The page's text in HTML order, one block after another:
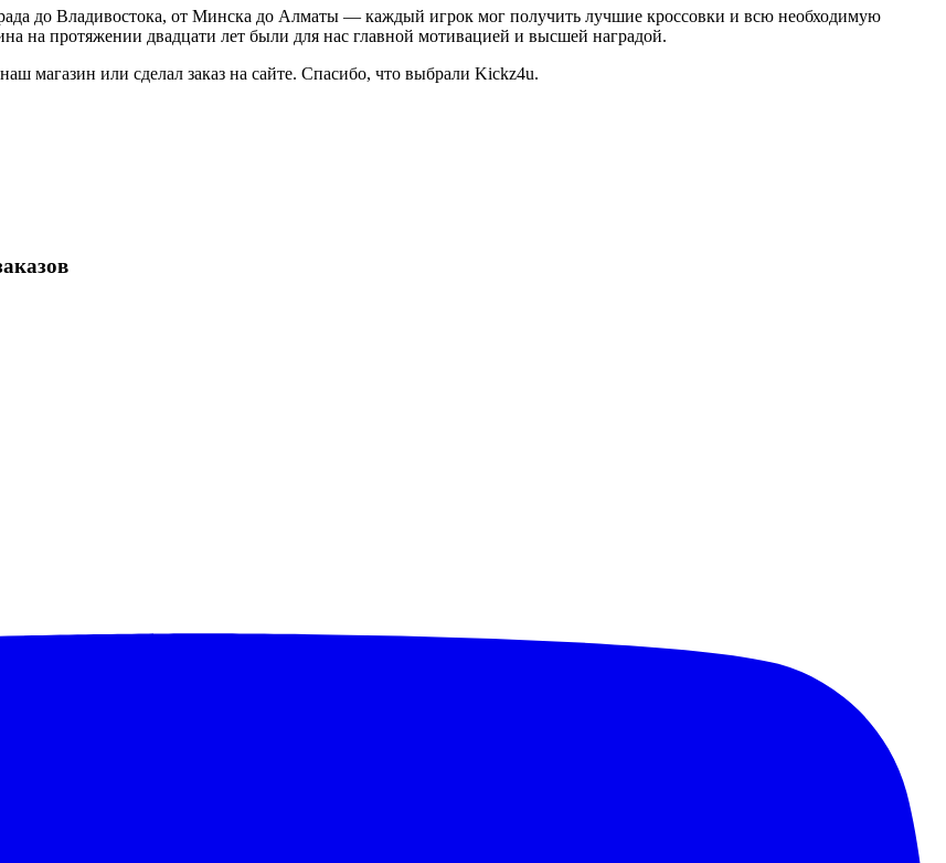
до Владивостока, от Минска до Алматы — каждый игрок мог получить лучшие кроссовки и всю необходимую
на протяжении двадцати лет были для нас главной мотивацией и высшей наградой.
магазин или сделал заказ на сайте. Спасибо, что выбрали Kickz4u.